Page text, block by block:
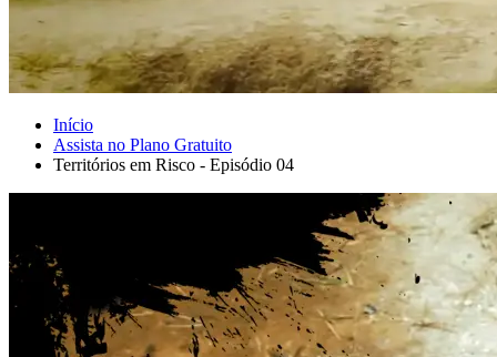
Início
Assista no Plano Gratuito
Territórios em Risco - Episódio 04